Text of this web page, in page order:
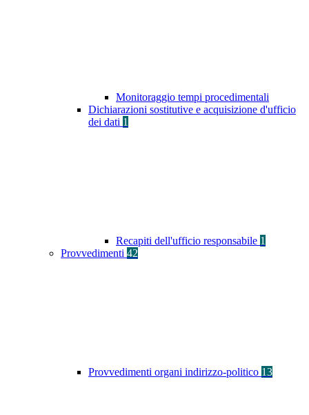
Monitoraggio tempi procedimentali
Dichiarazioni sostitutive e acquisizione d'ufficio
dei dati 1
Recapiti dell'ufficio responsabile 1
Provvedimenti 42
Provvedimenti organi indirizzo-politico 13